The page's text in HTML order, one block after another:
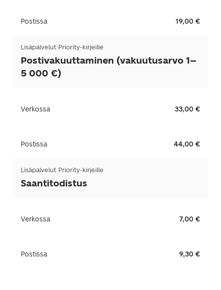
Postissa 19,00 €
Lisäpalvelut Priority-kirjeille
Postivakuuttaminen (vakuutusarvo 1–
5 000 €)
Verkossa 33,00 €
Postissa 44,00 €
Lisäpalvelut Priority-kirjeille
Saantitodistus
Verkossa 7,00 €
Postissa 9,30 €